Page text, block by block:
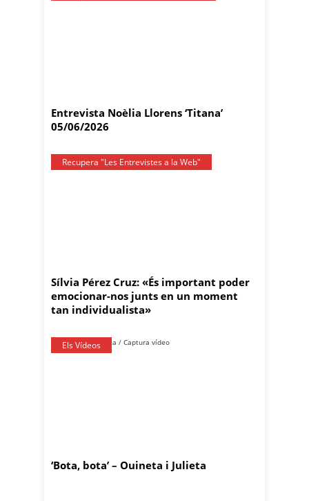
Entrevista Noèlia Llorens ‘Titana’
05/06/2026
Recupera "Les Entrevistes a la Web"
Sílvia Pérez Cruz: «És important poder
emocionar-nos junts en un moment
tan individualista»
Els Vídeos
‘Bota, bota’ – Ouineta i Julieta